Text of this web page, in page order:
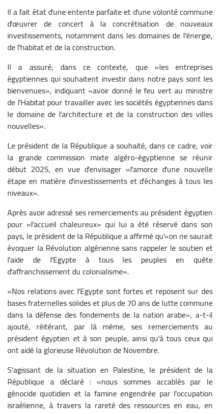
Il a fait état d'une entente parfaite et d'une volonté commune
d'œuvrer de concert à la concrétisation de nouveaux
investissements, notamment dans les domaines de l'énergie,
de l'habitat et de la construction.
Il a assuré, dans ce contexte, que «les entreprises
égyptiennes qui souhaitent investir dans notre pays sont les
bienvenues», indiquant «avoir donné le feu vert au ministre
de l'Habitat pour travailler avec les sociétés égyptiennes dans
le domaine de l'architecture et de la construction des villes
nouvelles».
Le président de la République a souhaité, dans ce cadre, voir
la grande commission mixte algéro-égyptienne se réunir
début 2025, en vue d'envisager «l'amorce d'une nouvelle
étape en matière d'investissements et d'échanges à tous les
niveaux».
Après avoir adressé ses remerciements au président égyptien
pour «l'accueil chaleureux» qui lui a été réservé dans son
pays, le président de la République a affirmé qu'«on ne saurait
évoquer la Révolution algérienne sans rappeler le soutien et
l'aide de l'Egypte à tous les peuples en quête
d'affranchissement du colonialisme».
«Nos relations avec l'Egypte sont fortes et reposent sur des
bases fraternelles solides et plus de 70 ans de lutte commune
dans la défense des fondements de la nation arabe», a-t-il
ajouté, réitérant, par là même, ses remerciements au
président égyptien et à son peuple, ainsi qu'à tous ceux qui
ont aidé la glorieuse Révolution de Novembre.
S'agissant de la situation en Palestine, le président de la
République a déclaré : «nous sommes accablés par le
génocide quotidien et la famine engendrée par l'occupation
israélienne, à travers la rareté des ressources en eau, en